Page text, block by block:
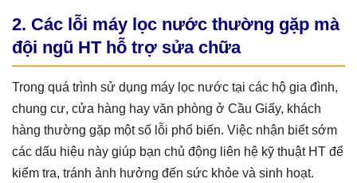
2. Các lỗi máy lọc nước thường gặp mà
đội ngũ HT hỗ trợ sửa chữa
Trong quá trình sử dụng máy lọc nước tại các hộ gia đình,
chung cư, cửa hàng hay văn phòng ở Cầu Giấy, khách
hàng thường gặp một số lỗi phổ biến. Việc nhận biết sớm
các dấu hiệu này giúp bạn chủ động liên hệ kỹ thuật HT để
kiểm tra, tránh ảnh hưởng đến sức khỏe và sinh hoạt.